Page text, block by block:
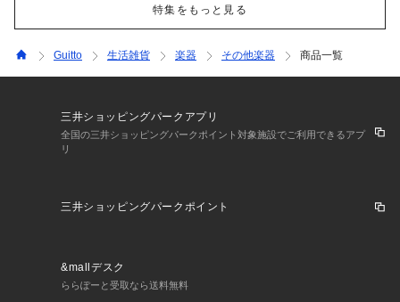
特集をもっと見る
Guitto 生活雑貨 楽器 その他楽器 商品一覧
三井ショッピングパークアプリ
全国の三井ショッピングパークポイント対象施設でご利用できるアプ
リ
三井ショッピングパークポイント
&mallデスク
ららぽーと受取なら送料無料